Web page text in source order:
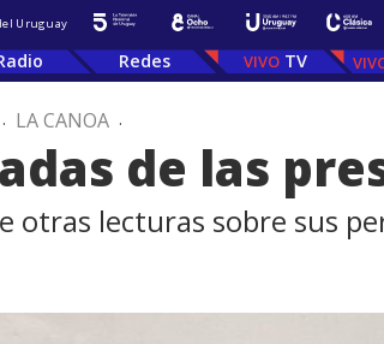
Uruguay
Redes TV
. LA CANOA .
de las
otras lecturas sobre sus